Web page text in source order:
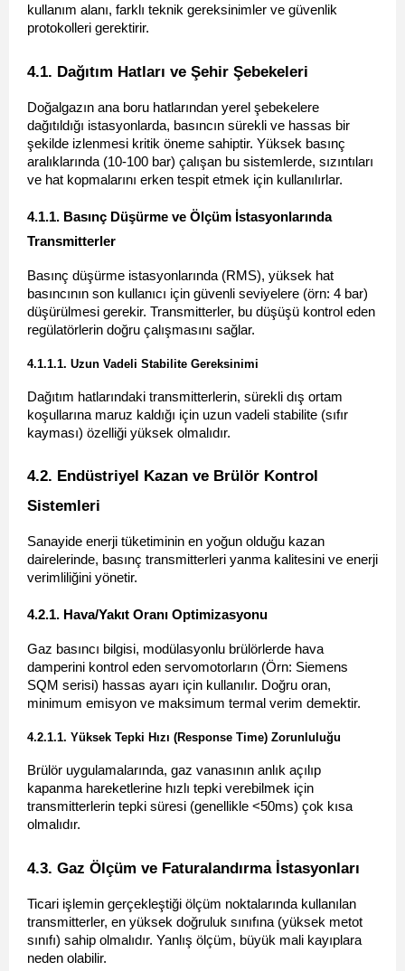
kullanım alanı, farklı teknik gereksinimler ve güvenlik
protokolleri gerektirir.
4.1. Dağıtım Hatları ve Şehir Şebekeleri
Doğalgazın ana boru hatlarından yerel şebekelere
dağıtıldığı istasyonlarda, basıncın sürekli ve hassas bir
şekilde izlenmesi kritik öneme sahiptir. Yüksek basınç
aralıklarında (10-100 bar) çalışan bu sistemlerde, sızıntıları
ve hat kopmalarını erken tespit etmek için kullanılırlar.
4.1.1. Basınç Düşürme ve Ölçüm İstasyonlarında
Transmitterler
Basınç düşürme istasyonlarında (RMS), yüksek hat
basıncının son kullanıcı için güvenli seviyelere (örn: 4 bar)
düşürülmesi gerekir. Transmitterler, bu düşüşü kontrol eden
regülatörlerin doğru çalışmasını sağlar.
4.1.1.1. Uzun Vadeli Stabilite Gereksinimi
Dağıtım hatlarındaki transmitterlerin, sürekli dış ortam
koşullarına maruz kaldığı için uzun vadeli stabilite (sıfır
kayması) özelliği yüksek olmalıdır.
4.2. Endüstriyel Kazan ve Brülör Kontrol
Sistemleri
Sanayide enerji tüketiminin en yoğun olduğu kazan
dairelerinde, basınç transmitterleri yanma kalitesini ve enerji
verimliliğini yönetir.
4.2.1. Hava/Yakıt Oranı Optimizasyonu
Gaz basıncı bilgisi, modülasyonlu brülörlerde hava
damperini kontrol eden servomotorların (Örn: Siemens
SQM serisi) hassas ayarı için kullanılır. Doğru oran,
minimum emisyon ve maksimum termal verim demektir.
4.2.1.1. Yüksek Tepki Hızı (Response Time) Zorunluluğu
Brülör uygulamalarında, gaz vanasının anlık açılıp
kapanma hareketlerine hızlı tepki verebilmek için
transmitterlerin tepki süresi (genellikle <50ms) çok kısa
olmalıdır.
4.3. Gaz Ölçüm ve Faturalandırma İstasyonları
Ticari işlemin gerçekleştiği ölçüm noktalarında kullanılan
transmitterler, en yüksek doğruluk sınıfına (yüksek metot
sınıfı) sahip olmalıdır. Yanlış ölçüm, büyük mali kayıplara
neden olabilir.